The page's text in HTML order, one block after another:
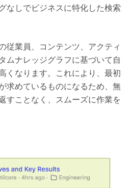
なしでビジネスに特化した検索
従業員、コンテンツ、アクティ
ムナレッジグラフに基づいて自
くなります。これにより、最初
求めているものになるため、無
すことなく、スムーズに作業を